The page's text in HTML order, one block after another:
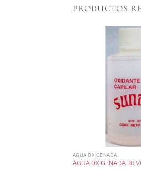
PRODUCTOS
AGUA OXIGENADA
AGUA OXIGENADA 30